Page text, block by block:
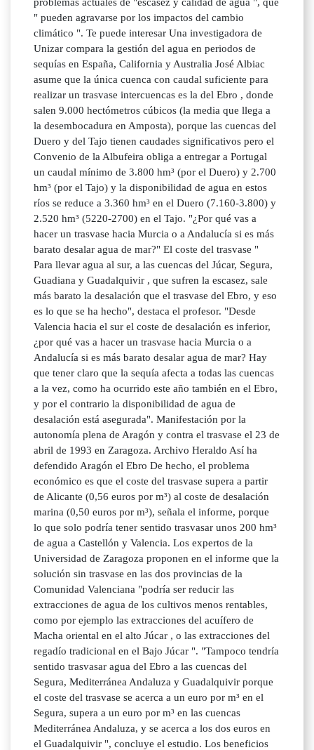
problemas actuales de "escasez y calidad de agua ", que
" pueden agravarse por los impactos del cambio
climático ". Te puede interesar Una investigadora de
Unizar compara la gestión del agua en periodos de
sequías en España, California y Australia José Albiac
asume que la única cuenca con caudal suficiente para
realizar un trasvase intercuencas es la del Ebro , donde
salen 9.000 hectómetros cúbicos (la media que llega a
la desembocadura en Amposta), porque las cuencas del
Duero y del Tajo tienen caudades significativos pero el
Convenio de la Albufeira obliga a entregar a Portugal
un caudal mínimo de 3.800 hm³ (por el Duero) y 2.700
hm³ (por el Tajo) y la disponibilidad de agua en estos
ríos se reduce a 3.360 hm³ en el Duero (7.160-3.800) y
2.520 hm³ (5220-2700) en el Tajo. "¿Por qué vas a
hacer un trasvase hacia Murcia o a Andalucía si es más
barato desalar agua de mar?" El coste del trasvase "
Para llevar agua al sur, a las cuencas del Júcar, Segura,
Guadiana y Guadalquivir , que sufren la escasez, sale
más barato la desalación que el trasvase del Ebro, y eso
es lo que se ha hecho", destaca el profesor. "Desde
Valencia hacia el sur el coste de desalación es inferior,
¿por qué vas a hacer un trasvase hacia Murcia o a
Andalucía si es más barato desalar agua de mar? Hay
que tener claro que la sequía afecta a todas las cuencas
a la vez, como ha ocurrido este año también en el Ebro,
y por el contrario la disponibilidad de agua de
desalación está asegurada". Manifestación por la
autonomía plena de Aragón y contra el trasvase el 23 de
abril de 1993 en Zaragoza. Archivo Heraldo Así ha
defendido Aragón el Ebro De hecho, el problema
económico es que el coste del trasvase supera a partir
de Alicante (0,56 euros por m³) al coste de desalación
marina (0,50 euros por m³), señala el informe, porque
lo que solo podría tener sentido trasvasar unos 200 hm³
de agua a Castellón y Valencia. Los expertos de la
Universidad de Zaragoza proponen en el informe que la
solución sin trasvase en las dos provincias de la
Comunidad Valenciana "podría ser reducir las
extracciones de agua de los cultivos menos rentables,
como por ejemplo las extracciones del acuífero de
Macha oriental en el alto Júcar , o las extracciones del
regadío tradicional en el Bajo Júcar ". "Tampoco tendría
sentido trasvasar agua del Ebro a las cuencas del
Segura, Mediterránea Andaluza y Guadalquivir porque
el coste del trasvase se acerca a un euro por m³ en el
Segura, supera a un euro por m³ en las cuencas
Mediterránea Andaluza, y se acerca a los dos euros en
el Guadalquivir ", concluye el estudio. Los beneficios